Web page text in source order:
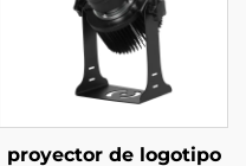
proyector de logotipo